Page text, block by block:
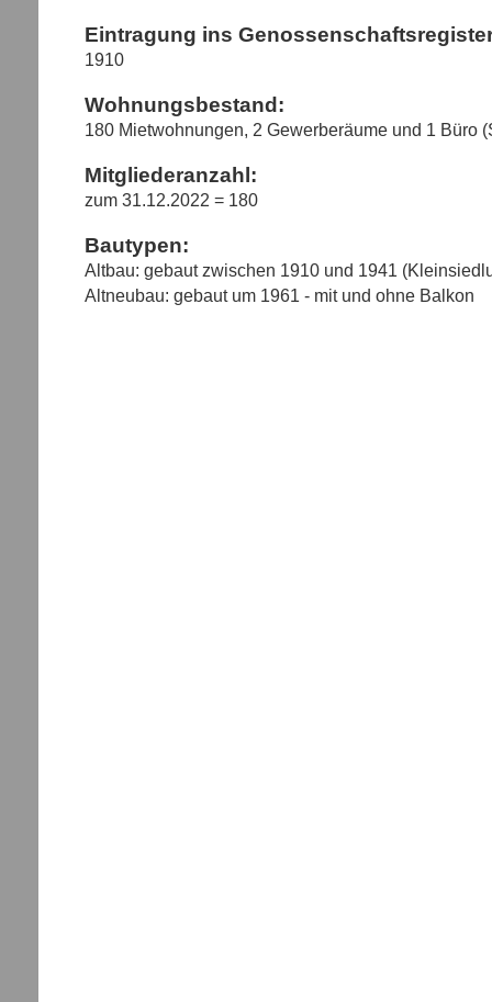
Eintragung ins
1910
Wohnungsbestand:
180 Mietwohnungen, 2 Gewerberäume und 1 Büro
Mitgliederanzahl:
zum 31.12.2022 = 180
Bautypen:
Altbau: gebaut zwischen 1910 und 1941
Altneubau: gebaut um 1961 - mit und ohne Balkon